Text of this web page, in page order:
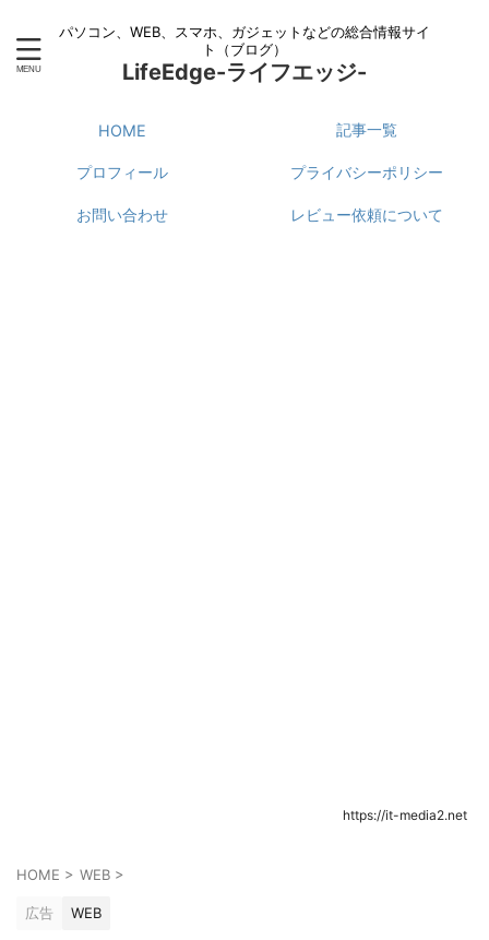
パソコン、WEB、スマホ、ガジェットなどの総合情報サイ
ト（ブログ）
LifeEdge-ライフエッジ-
HOME 記事一覧
プロフィール プライバシーポリシー
お問い合わせ レビュー依頼について
https://it-media2.net
HOME > WEB >
広告 WEB